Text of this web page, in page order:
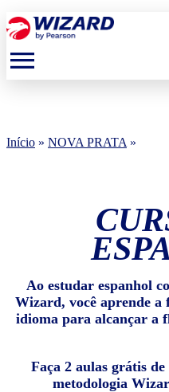
menu
Início » NOVA PRATA »
Ao estudar espanhol
Wizard, você aprende a
idioma para alcançar a
Faça 2 aulas grátis
metodologia